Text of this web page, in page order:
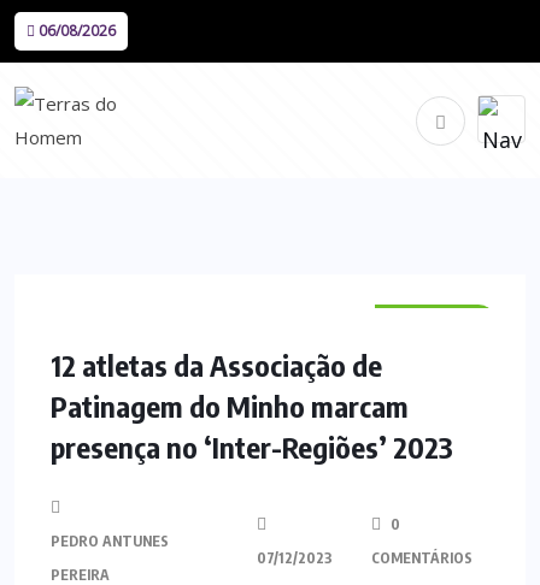
06/08/2026
12 atletas da Associação de
Patinagem do Minho marcam
presença no ‘Inter-Regiões’ 2023
PEDRO ANTUNES
PEREIRA
07/12/2023
0
COMENTÁRIOS